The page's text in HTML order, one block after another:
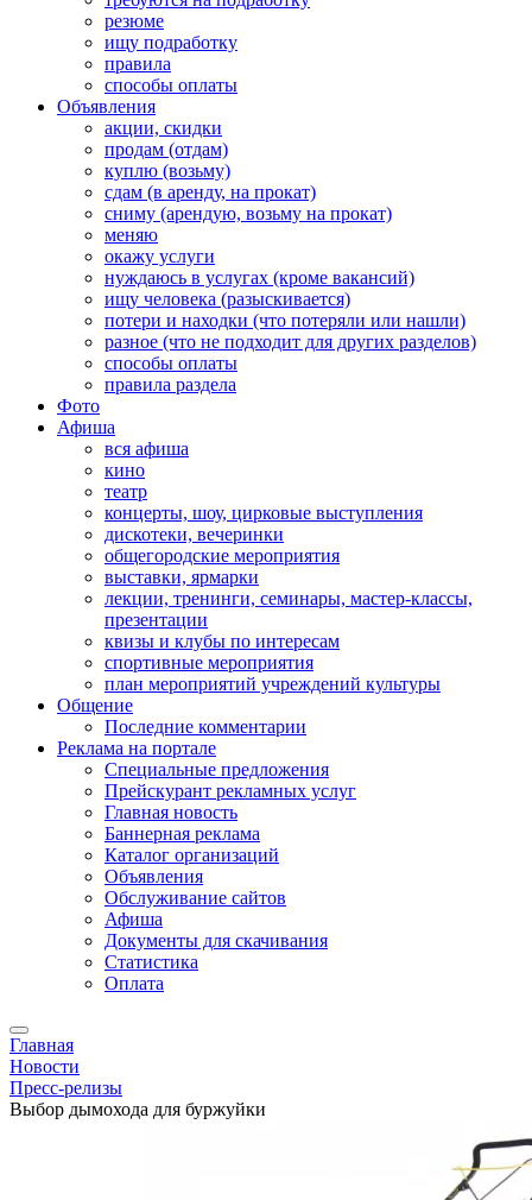
резюме
ищу подработку
правила
способы оплаты
Объявления
акции, скидки
продам (отдам)
куплю (возьму)
сдам (в аренду, на прокат)
сниму (арендую, возьму на прокат)
меняю
окажу услуги
нуждаюсь в услугах (кроме вакансий)
ищу человека (разыскивается)
потери и находки (что потеряли или нашли)
разное (что не подходит для других разделов)
способы оплаты
правила раздела
Фото
Афиша
вся афиша
кино
театр
концерты, шоу, цирковые выступления
дискотеки, вечеринки
общегородские мероприятия
выставки, ярмарки
лекции, тренинги, семинары, мастер-классы,
презентации
квизы и клубы по интересам
спортивные мероприятия
план мероприятий учреждений культуры
Общение
Последние комментарии
Реклама на портале
Специальные предложения
Прейскурант рекламных услуг
Главная новость
Баннерная реклама
Каталог организаций
Объявления
Обслуживание сайтов
Афиша
Документы для скачивания
Статистика
Оплата
Главная
Новости
Пресс-релизы
Выбор дымохода для буржуйки